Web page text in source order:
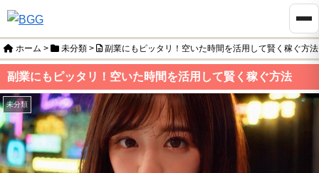
ホーム > 未分類 > 副業にもピッタリ！空いた時間を活用して賢く稼ぐ方法
副業にもピッタリ！空いた時間を活用して賢く稼ぐ方法
未分類